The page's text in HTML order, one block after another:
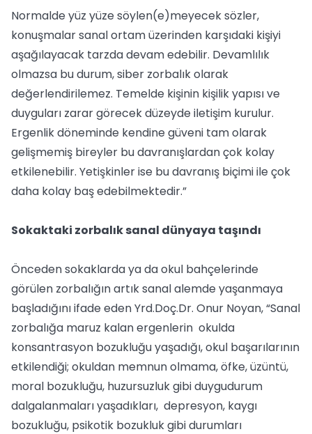
Normalde yüz yüze söylen(e)meyecek sözler,
konuşmalar sanal ortam üzerinden karşıdaki kişiyi
aşağılayacak tarzda devam edebilir. Devamlılık
olmazsa bu durum, siber zorbalık olarak
değerlendirilemez. Temelde kişinin kişilik yapısı ve
duyguları zarar görecek düzeyde iletişim kurulur.
Ergenlik döneminde kendine güveni tam olarak
gelişmemiş bireyler bu davranışlardan çok kolay
etkilenebilir. Yetişkinler ise bu davranış biçimi ile çok
daha kolay baş edebilmektedir.”
Sokaktaki zorbalık sanal dünyaya taşındı
Önceden sokaklarda ya da okul bahçelerinde
görülen zorbalığın artık sanal alemde yaşanmaya
başladığını ifade eden Yrd.Doç.Dr. Onur Noyan, “Sanal
zorbalığa maruz kalan ergenlerin okulda
konsantrasyon bozukluğu yaşadığı, okul başarılarının
etkilendiği; okuldan memnun olmama, öfke, üzüntü,
moral bozukluğu, huzursuzluk gibi duygudurum
dalgalanmaları yaşadıkları, depresyon, kaygı
bozukluğu, psikotik bozukluk gibi durumları